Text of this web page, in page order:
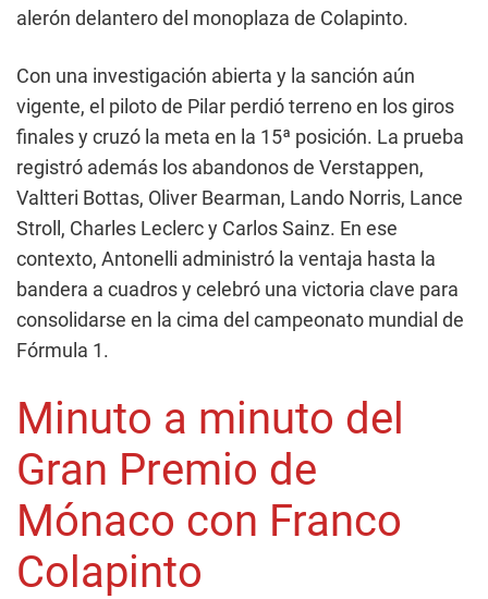
alerón delantero del monoplaza de Colapinto.
Con una investigación abierta y la sanción aún
vigente, el piloto de Pilar perdió terreno en los giros
finales y cruzó la meta en la 15ª posición. La prueba
registró además los abandonos de Verstappen,
Valtteri Bottas, Oliver Bearman, Lando Norris, Lance
Stroll, Charles Leclerc y Carlos Sainz. En ese
contexto, Antonelli administró la ventaja hasta la
bandera a cuadros y celebró una victoria clave para
consolidarse en la cima del campeonato mundial de
Fórmula 1.
Minuto a minuto del
Gran Premio de
Mónaco con Franco
Colapinto